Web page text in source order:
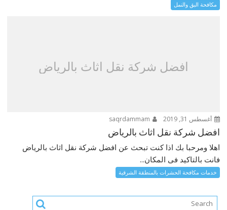
مكافحة البق والنمل
افضل شركة نقل اثاث بالرياض
أغسطس 31, 2019
افضل شركة نقل اثاث بالرياض
اهلا ومرحبا بك اذا كنت تبحث عن افضل شركة نقل اثاث بالرياض
فانت بالتاكيد فى المكان...
خدمات مكافحة الحشرات بالمنطقة الشرقية